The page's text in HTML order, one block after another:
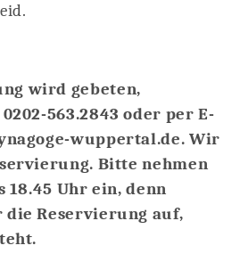
wird gebeten,
563.2843 oder per E-
wuppertal.de. Wir
Bitte nehmen
18.45 Uhr ein, denn
die Reservierung auf,